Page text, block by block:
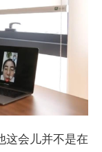
这会儿并不是在